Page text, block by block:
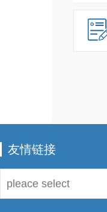
友情链接